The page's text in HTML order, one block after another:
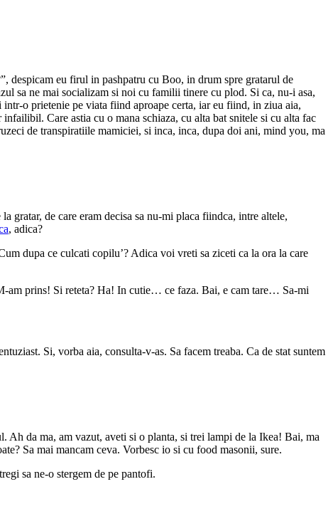
despicam eu firul in pashpatru cu Boo, in drum spre gratarul de
sa ne mai socializam si noi cu familii tinere cu plod. Si ca, nu-i asa,
o prietenie pe viata fiind aproape certa, iar eu fiind, in ziua aia,
Care astia cu o mana schiaza, cu alta bat snitele si cu alta fac
de transpiratiile mamiciei, si inca, inca, dupa doi ani, mind you, ma
de care eram decisa sa nu-mi placa fiindca, intre altele,
, adica?
dupa ce culcati copilu’? Adica voi vreti sa ziceti ca la ora la care
am prins! Si reteta? Ha! In cutie… ce faza. Bai, e cam tare… Sa-mi
Si, vorba aia, consulta-v-as. Sa facem treaba. Ca de stat suntem
da ma, am vazut, aveti si o planta, si trei lampi de la Ikea! Bai, ma
Sa mai mancam ceva. Vorbesc io si cu food masonii, sure.
sa ne-o stergem de pe pantofi.